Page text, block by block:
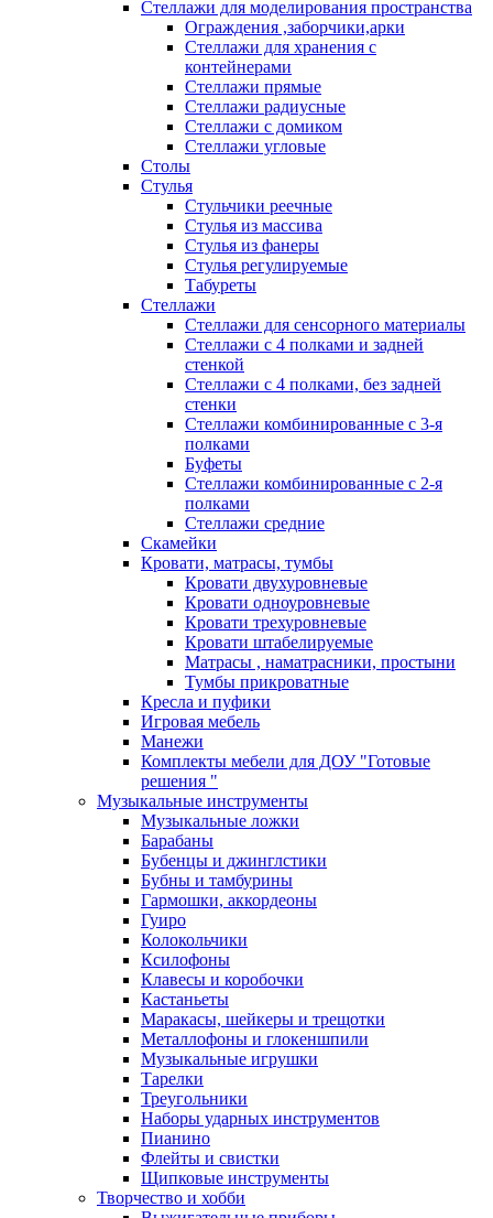
Стеллажи для моделирования пространства
Ограждения ,заборчики,арки
Стеллажи для хранения с
контейнерами
Стеллажи прямые
Стеллажи радиусные
Стеллажи с домиком
Стеллажи угловые
Столы
Стулья
Стульчики реечные
Стулья из массива
Стулья из фанеры
Стулья регулируемые
Табуреты
Стеллажи
Стеллажи для сенсорного материалы
Стеллажи с 4 полками и задней
стенкой
Стеллажи с 4 полками, без задней
стенки
Стеллажи комбинированные с 3-я
полками
Буфеты
Стеллажи комбинированные с 2-я
полками
Стеллажи средние
Скамейки
Кровати, матрасы, тумбы
Кровати двухуровневые
Кровати одноуровневые
Кровати трехуровневые
Кровати штабелируемые
Матрасы , наматрасники, простыни
Тумбы прикроватные
Кресла и пуфики
Игровая мебель
Манежи
Комплекты мебели для ДОУ "Готовые
решения "
Музыкальные инструменты
Музыкальные ложки
Барабаны
Бубенцы и джинглстики
Бубны и тамбурины
Гармошки, аккордеоны
Гуиро
Колокольчики
Ксилофоны
Клавесы и коробочки
Кастаньеты
Маракасы, шейкеры и трещотки
Металлофоны и глокеншпили
Музыкальные игрушки
Тарелки
Треугольники
Наборы ударных инструментов
Пианино
Флейты и свистки
Щипковые инструменты
Творчество и хобби